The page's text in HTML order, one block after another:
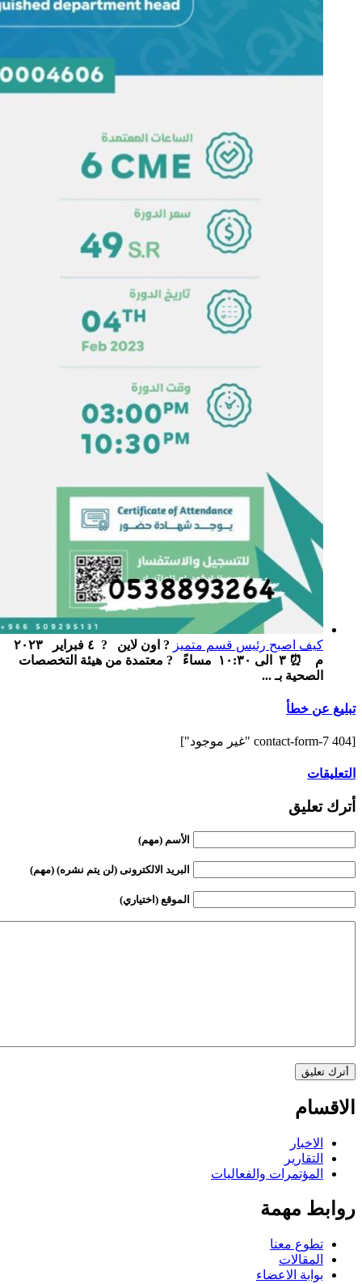
كيف اصبح رئيس قسم متميز
? اون لاين ‏ ‏ ? ٤ فبراير ٢٠٢٣
م ‏ ⏰ ٣ الى ١٠:٣٠ مساءً ‏ ‏ ? معتمدة من هيئة التخصصات
الصحية بـ ...
تبليغ عن خطأ
[contact-form-7 404 "غير موجود"]
التعليقات
أترك تعليق
الأسم (مهم)
البريد الالكترونى (لن يتم نشره) (مهم)
الموقع (اختياري)
الاقسام
الاخبار
التقارير
المؤتمرات والفعاليات
روابط مهمة
تطوع معنا
المقالات
بوابة الاعضاء